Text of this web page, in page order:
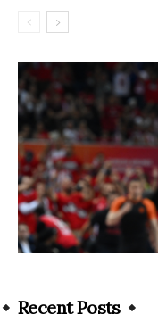
Recent Posts